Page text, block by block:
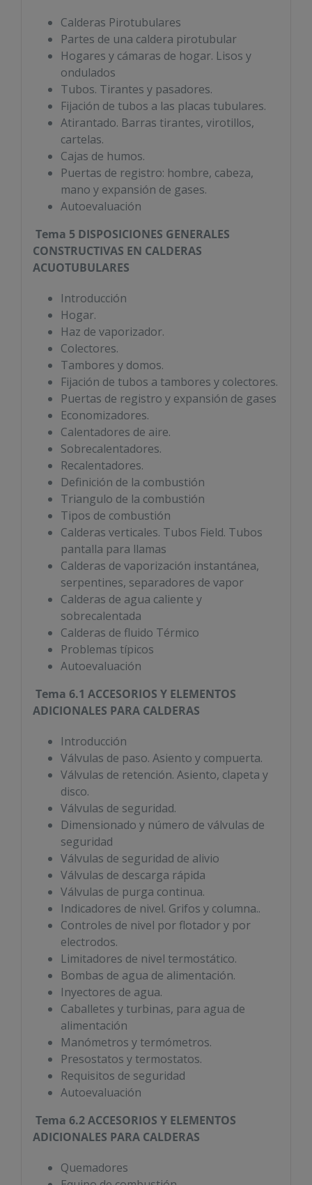
Calderas Pirotubulares
Partes de una caldera pirotubular
Hogares y cámaras de hogar. Lisos y
ondulados
Tubos. Tirantes y pasadores.
Fijación de tubos a las placas tubulares.
Atirantado. Barras tirantes, virotillos,
cartelas.
Cajas de humos.
Puertas de registro: hombre, cabeza,
mano y expansión de gases.
Autoevaluación
Tema 5 DISPOSICIONES GENERALES
CONSTRUCTIVAS EN CALDERAS
ACUOTUBULARES
Introducción
Hogar.
Haz de vaporizador.
Colectores.
Tambores y domos.
Fijación de tubos a tambores y colectores.
Puertas de registro y expansión de gases
Economizadores.
Calentadores de aire.
Sobrecalentadores.
Recalentadores.
Definición de la combustión
Triangulo de la combustión
Tipos de combustión
Calderas verticales. Tubos Field. Tubos
pantalla para llamas
Calderas de vaporización instantánea,
serpentines, separadores de vapor
Calderas de agua caliente y
sobrecalentada
Calderas de fluido Térmico
Problemas típicos
Autoevaluación
Tema 6.1 ACCESORIOS Y ELEMENTOS
ADICIONALES PARA CALDERAS
Introducción
Válvulas de paso. Asiento y compuerta.
Válvulas de retención. Asiento, clapeta y
disco.
Válvulas de seguridad.
Dimensionado y número de válvulas de
seguridad
Válvulas de seguridad de alivio
Válvulas de descarga rápida
Válvulas de purga continua.
Indicadores de nivel. Grifos y columna..
Controles de nivel por flotador y por
electrodos.
Limitadores de nivel termostático.
Bombas de agua de alimentación.
Inyectores de agua.
Caballetes y turbinas, para agua de
alimentación
Manómetros y termómetros.
Presostatos y termostatos.
Requisitos de seguridad
Autoevaluación
Tema 6.2 ACCESORIOS Y ELEMENTOS
ADICIONALES PARA CALDERAS
Quemadores